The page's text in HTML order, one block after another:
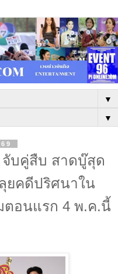
▼
▼
จับคู่สืบ สาดบู๊สุด
ยคดีปริศนาใน
ตอนแรก 4 พ.ค.นี้